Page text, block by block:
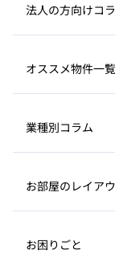
法人の方向けコ
オススメ物件一覧
業種別コラム
お部屋のレイア
お困りごと